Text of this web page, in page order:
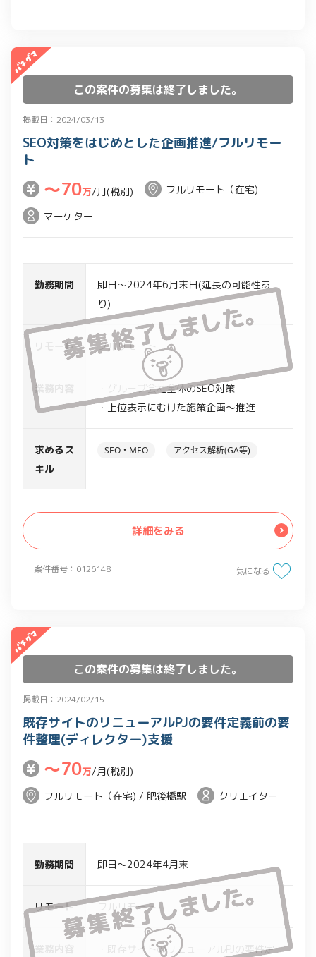
ーザーへの仮説検証
・開発チームのスクラムイベント(MTG)
この案件の募集は終了しました。
掲載日：2024/03/13
案件番号：0126148
SEO対策をはじめとした企画推進/フルリモー
ト
〜70万/月(税別)
フルリモート（在宅)
マーケター
勤務期間
即日～2024年6月末日(延長の可能性あ
り)
リモート フルリモート
業務内容
・グループ会社全体のSEO対策
・上位表示にむけた施策企画～推進
求めるス
キル
SEO・MEO アクセス解析(GA等)
詳細をみる
気になる
この案件の募集は終了しました。
掲載日：2024/02/15
既存サイトのリニューアルPJの要件定義前の要
件整理(ディレクター)支援
〜70万/月(税別)
フルリモート（在宅) / 肥後橋駅
クリエイター
勤務期間 即日～2024年4月末
リモート フルリモート
・既存サイトのリニューアルPJの要件定